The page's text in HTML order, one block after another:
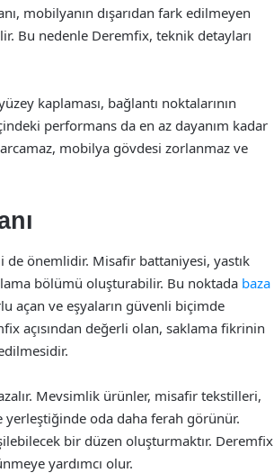
mobilyanın dışarıdan fark edilmeyen
Bu nedenle Deremfix, teknik detayları
kaplaması, bağlantı noktalarının
performans da en az dayanım kadar
mobilya gövdesi zorlanmaz ve
önemlidir. Misafir battaniyesi, yastık
bölümü oluşturabilir. Bu noktada baza
açan ve eşyaların güvenli biçimde
açısından değerli olan, saklama fikrinin
Mevsimlik ürünler, misafir tekstilleri,
yerleştiğinde oda daha ferah görünür.
bir düzen oluşturmaktır. Deremfix
yardımcı olur.